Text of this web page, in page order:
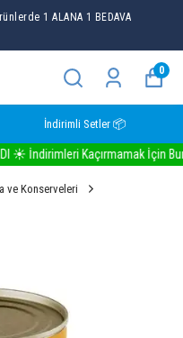
1 ALANA 1 BEDAVA
0
İndirimli Setler 📦
İndirimleri Kaçırmamak İçin Buraya
ve Konserveleri